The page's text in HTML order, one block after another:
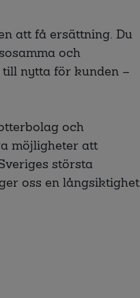
att få ersättning. Du
och
nytta för kunden –
och
möjligheter att
största
oss en långsiktighet